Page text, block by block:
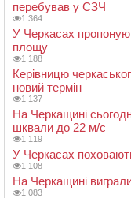
перебував у СЗЧ
1 364
У Черкасах
площу
1 188
Керівницю
новий термін
1 137
На Черкащині
шквали до 22 м/с
1 119
У Черкасах
1 108
На Черкащині
1 083